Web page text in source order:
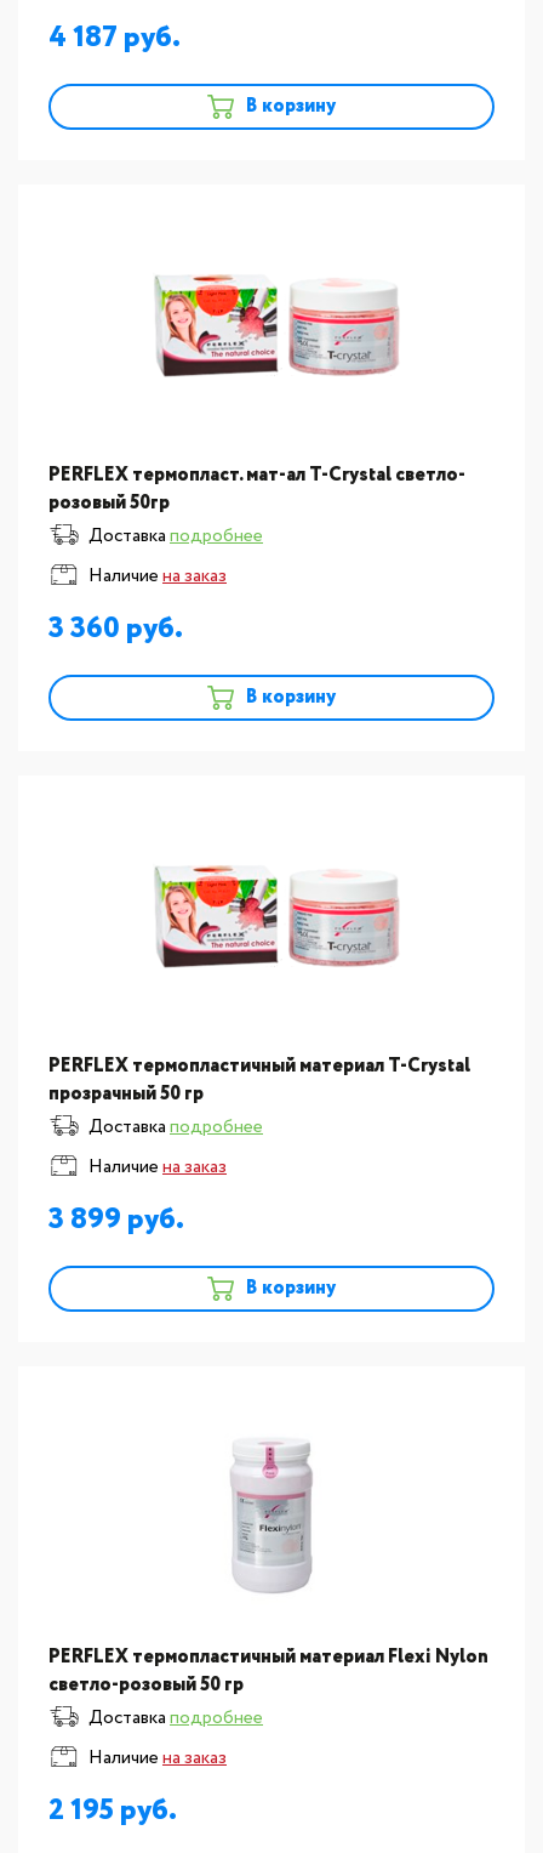
4 187
В корзину
PERFLEX термопласт. мат-ал T-Crystal светло-
розовый 50гр
Доставкаподробнее
Наличиена заказ
3 360
В корзину
PERFLEX термопластичный материал T-Crystal
прозрачный 50 гр
Доставкаподробнее
Наличиена заказ
3 899
В корзину
PERFLEX термопластичный материал Flexi Nylon
светло-розовый 50 гр
Доставкаподробнее
Наличиена заказ
2 195